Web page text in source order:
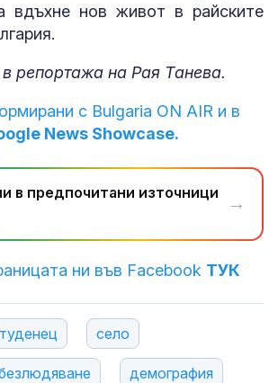
вдъхне нов живот в райските
репортажа на Рая Танева.
с Bulgaria ON AIR и в
News Showcase.
в предпочитани източници
→
ни във Facebook ТУК
село
демография